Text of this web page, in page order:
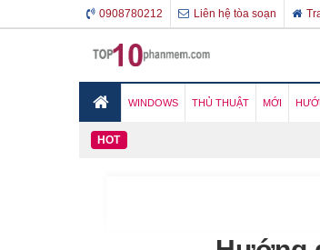
0908780212 Liên hệ tòa soạn
WINDOWS THỦ THUẬT MỚI
HOT